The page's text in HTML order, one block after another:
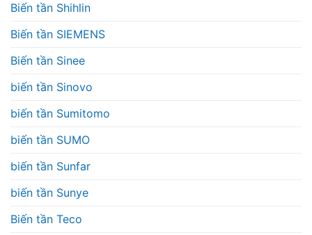
Biến tần Shihlin
Biến tần SIEMENS
Biến tần Sinee
biến tần Sinovo
biến tần Sumitomo
biến tần SUMO
biến tần Sunfar
biến tần Sunye
Biến tần Teco